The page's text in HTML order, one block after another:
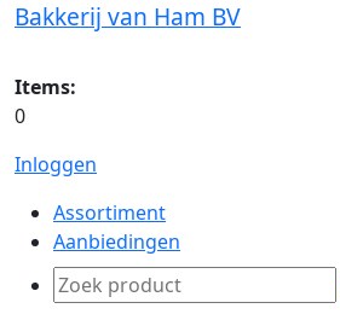
Bakkerij van Ham BV
Items:
0
Inloggen
Assortiment
Aanbiedingen